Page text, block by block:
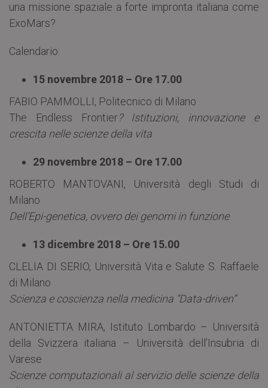
una missione spaziale a forte impronta italiana come
ExoMars?
Calendario:
15 novembre 2018 – Ore 17.00
FABIO PAMMOLLI, Politecnico di Milano
The Endless Frontier? Istituzioni, innovazione e
crescita nelle scienze della vita
29 novembre 2018 – Ore 17.00
ROBERTO MANTOVANI, Università degli Studi di
Milano
Dell’Epi-genetica, ovvero dei genomi in funzione
13 dicembre 2018 – Ore 15.00
CLELIA DI SERIO, Università Vita e Salute S. Raffaele
di Milano
Scienza e coscienza nella medicina “Data-driven”
ANTONIETTA MIRA, Istituto Lombardo – Università
della Svizzera italiana – Università dell’Insubria di
Varese
Scienze computazionali al servizio delle scienze della